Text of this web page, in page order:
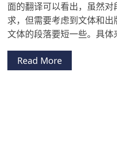
面的翻译可以看出，虽然
求，但需要考虑到文体和
文体的段落要短一些。具
Read More